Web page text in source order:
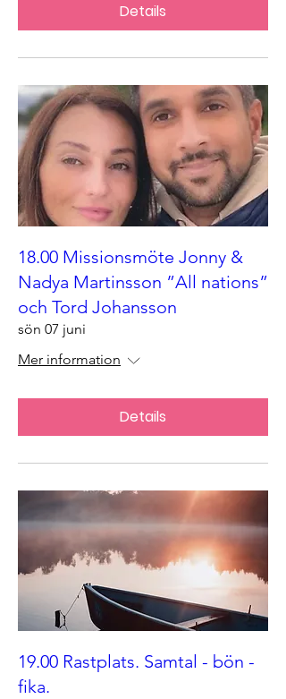
Details
18.00 Missionsmöte Jonny &
Nadya Martinsson ”All nations”
och Tord Johansson
sön 07 juni
Mer information
Details
19.00 Rastplats. Samtal - bön -
fika.